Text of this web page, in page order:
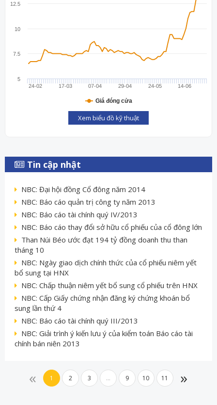
Giá đóng cửa
24-02 17-03 07-04 29-04 24-05 14-06
5
7.5
10
12.5
Xem biểu đồ kỹ thuật
Tin cập nhật
NBC: Đại hội đồng Cổ đông năm 2014
NBC: Báo cáo quản trị công ty năm 2013
NBC: Báo cáo tài chính quý IV/2013
NBC: Báo cáo thay đổi sở hữu cổ phiếu của cổ đông lớn
Than Núi Béo ước đạt 194 tỷ đồng doanh thu than
tháng 10
NBC: Ngày giao dịch chính thức của cổ phiếu niêm yết
bổ sung tại HNX
NBC: Chấp thuận niêm yết bổ sung cổ phiếu trên HNX
NBC: Cấp Giấy chứng nhận đăng ký chứng khoán bổ
sung lần thứ 4
NBC: Báo cáo tài chính quý III/2013
NBC: Giải trình ý kiến lưu ý của kiểm toán Báo cáo tài
chính bán niên 2013
« 1 2 3 ... 9 10 11 »